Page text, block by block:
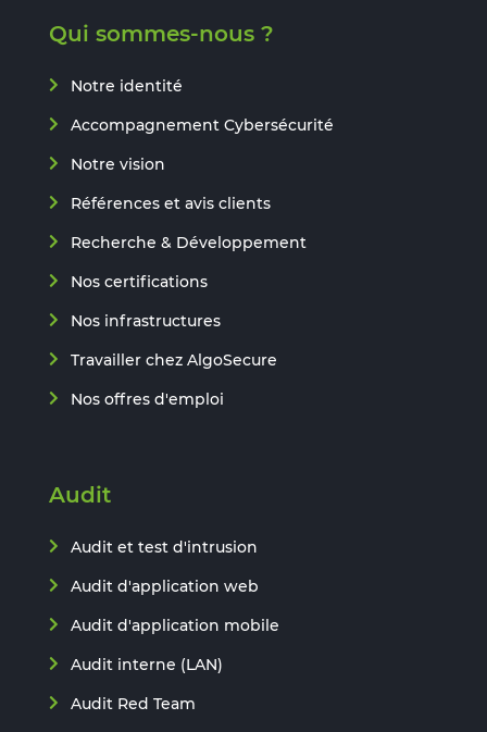
Qui sommes-nous ?
Notre identité
Accompagnement Cybersécurité
Notre vision
Références et avis clients
Recherche & Développement
Nos certifications
Nos infrastructures
Travailler chez AlgoSecure
Nos offres d'emploi
Audit
Audit et test d'intrusion
Audit d'application web
Audit d'application mobile
Audit interne (LAN)
Audit Red Team